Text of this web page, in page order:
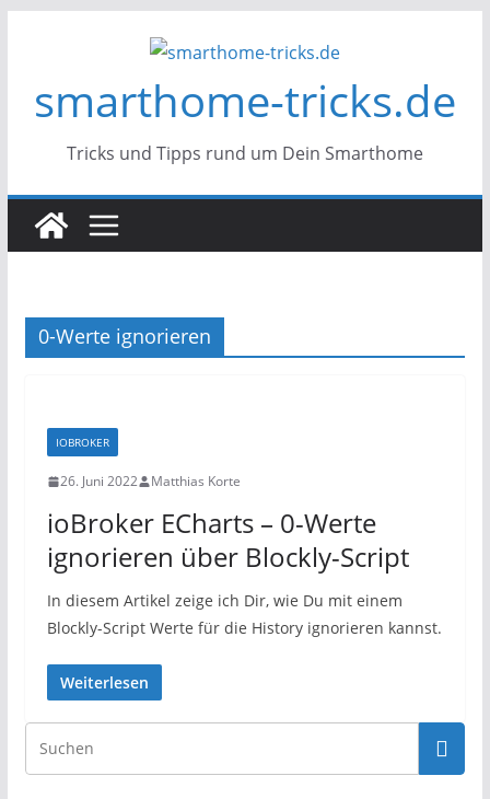
smarthome-tricks.de
Tricks und Tipps rund um Dein Smarthome
0-Werte ignorieren
IOBROKER
26. Juni 2022 Matthias Korte
ioBroker ECharts – 0-Werte
ignorieren über Blockly-Script
In diesem Artikel zeige ich Dir, wie Du mit einem
Blockly-Script Werte für die History ignorieren kannst.
Weiterlesen